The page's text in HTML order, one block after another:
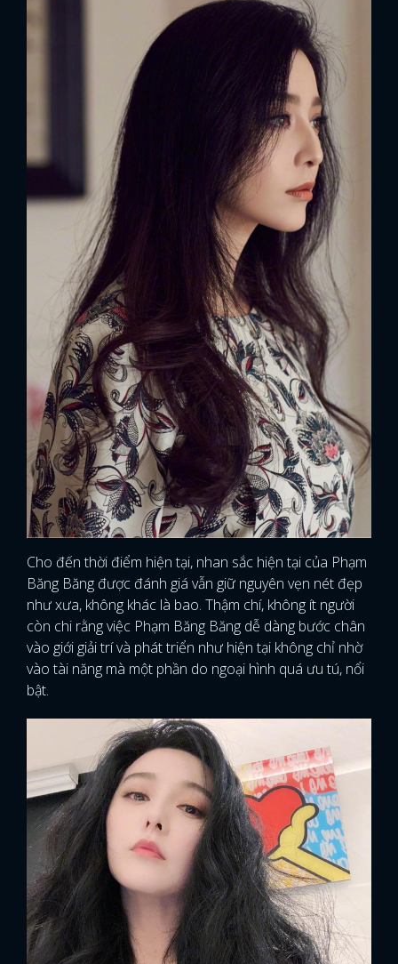
Cho đến thời điểm hiện tại, nhan sắc hiện tại của Phạm
Băng Băng được đánh giá vẫn giữ nguyên vẹn nét đẹp
như xưa, không khác là bao. Thậm chí, không ít người
còn chi rằng việc Phạm Băng Băng dễ dàng bước chân
vào giới giải trí và phát triển như hiện tại không chỉ nhờ
vào tài năng mà một phần do ngoại hình quá ưu tú, nổi
bật.